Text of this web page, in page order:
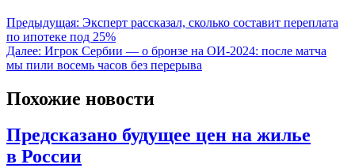
Предыдущая: Эксперт рассказал, сколько составит переплата
по ипотеке под 25%
Далее: Игрок Сербии — о бронзе на ОИ-2024: после матча
мы пили восемь часов без перерыва
Похожие новости
Предсказано будущее цен на жилье
в России